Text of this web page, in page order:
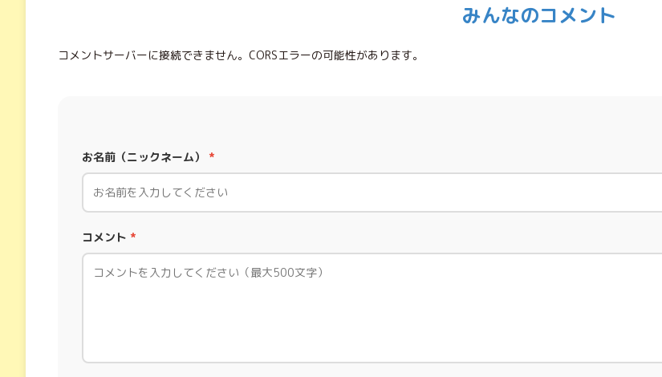
みんなのコメント
コメントサーバーに接続できません。CORSエラーの可能性があります。
お名前（ニックネーム） *
コメント *